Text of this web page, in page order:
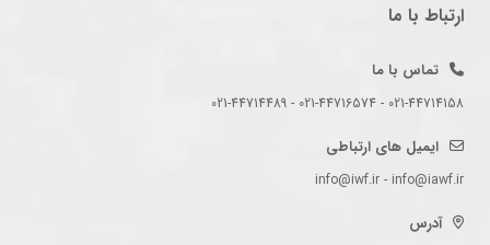
ارتباط با ما
تماس با ما
021-44714158 - 021-44716574 - 021-44714489
ایمیل های ارتباطی
info@iwf.ir - info@iawf.ir
آدرس